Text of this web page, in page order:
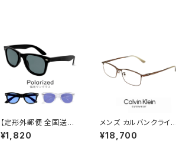
【定形外郵便 全国送料
無料】 gc355 メンズ 偏
光サングラス 偏光 レン
¥1,820
メンズ カルバンクライン
メガネ ck23111lb-20
0 calvin klein 眼鏡 c
¥18,700